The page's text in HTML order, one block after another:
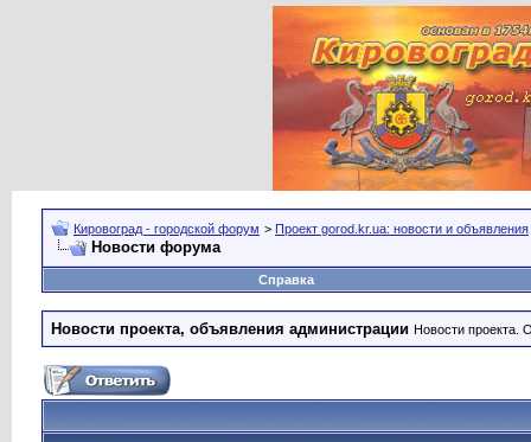
Кировоград - городской форум > Проект gorod.kr.ua: новости и объявления
Новости форума
Справка
Новости проекта, объявления администрации Новости проекта.